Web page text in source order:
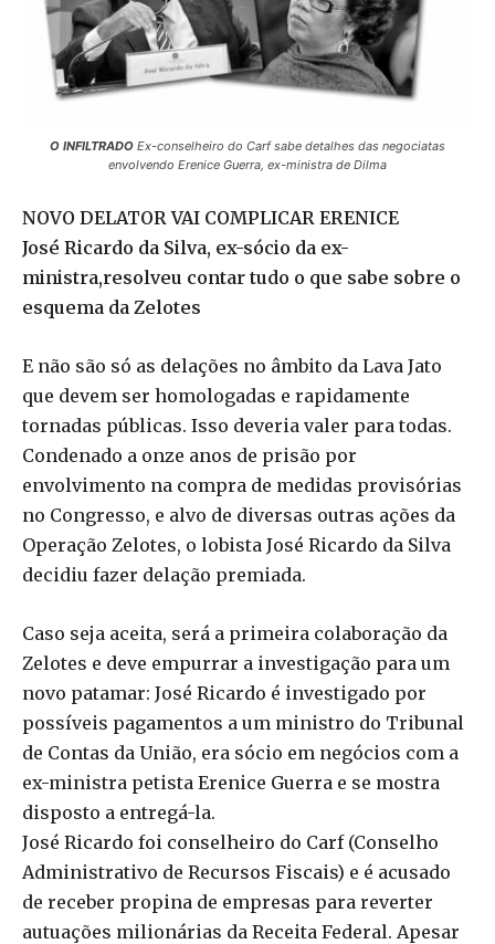
O INFILTRADO Ex-conselheiro do Carf sabe detalhes das negociatas
envolvendo Erenice Guerra, ex-ministra de Dilma
NOVO DELATOR VAI COMPLICAR ERENICE
José Ricardo da Silva, ex-sócio da ex-
ministra,resolveu contar tudo o que sabe sobre o
esquema da Zelotes
E não são só as delações no âmbito da Lava Jato
que devem ser homologadas e rapidamente
tornadas públicas. Isso deveria valer para todas.
Condenado a onze anos de prisão por
envolvimento na compra de medidas provisórias
no Congresso, e alvo de diversas outras ações da
Operação Zelotes, o lobista José Ricardo da Silva
decidiu fazer delação premiada.
Caso seja aceita, será a primeira colaboração da
Zelotes e deve empurrar a investigação para um
novo patamar: José Ricardo é investigado por
possíveis pagamentos a um ministro do Tribunal
de Contas da União, era sócio em negócios com a
ex-ministra petista Erenice Guerra e se mostra
disposto a entregá-la.
José Ricardo foi conselheiro do Carf (Conselho
Administrativo de Recursos Fiscais) e é acusado
de receber propina de empresas para reverter
autuações milionárias da Receita Federal. Apesar